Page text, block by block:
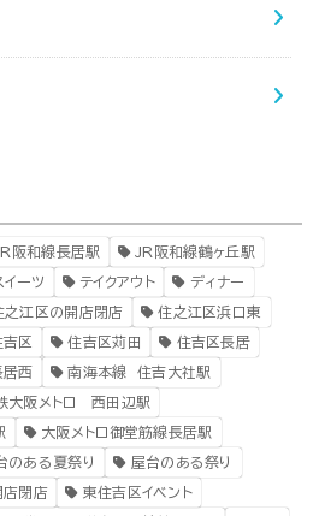
JR阪和線長居駅 JR阪和線鶴ヶ丘駅
イーツ テイクアウト ディナー
之江区の開店閉店 住之江区浜口東
吉区 住吉区苅田 住吉区長居
居西 南海本線 住吉大社駅
大阪メトロ 西田辺駅
大阪メトロ御堂筋線長居駅
のある夏祭り 屋台のある祭り
店閉店 東住吉区イベント